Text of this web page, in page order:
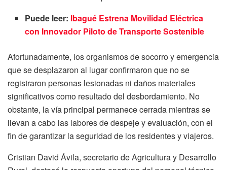
Puede leer: Ibagué Estrena Movilidad Eléctrica
con Innovador Piloto de Transporte Sostenible
Afortunadamente, los organismos de socorro y emergencia
que se desplazaron al lugar confirmaron que no se
registraron personas lesionadas ni daños materiales
significativos como resultado del desbordamiento. No
obstante, la vía principal permanece cerrada mientras se
llevan a cabo las labores de despeje y evaluación, con el
fin de garantizar la seguridad de los residentes y viajeros.
Cristian David Ávila, secretario de Agricultura y Desarrollo